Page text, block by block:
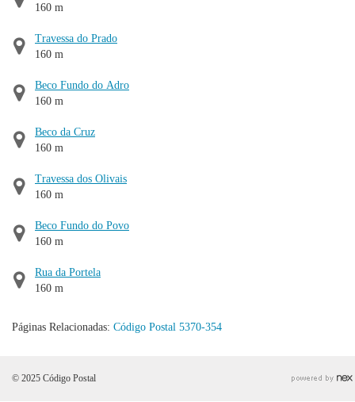
160 m
Travessa do Prado
160 m
Beco Fundo do Adro
160 m
Beco da Cruz
160 m
Travessa dos Olivais
160 m
Beco Fundo do Povo
160 m
Rua da Portela
160 m
Páginas Relacionadas: Código Postal 5370-354
© 2025 Código Postal